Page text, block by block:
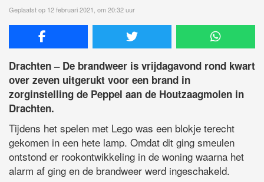
Geplaatst op 12 februari 2021, om 20:32 uur
Drachten – De brandweer is vrijdagavond rond kwart
over zeven uitgerukt voor een brand in
zorginstelling de Peppel aan de Houtzaagmolen in
Drachten.
Tijdens het spelen met Lego was een blokje terecht
gekomen in een hete lamp. Omdat dit ging smeulen
ontstond er rookontwikkeling in de woning waarna het
alarm af ging en de brandweer werd ingeschakeld.